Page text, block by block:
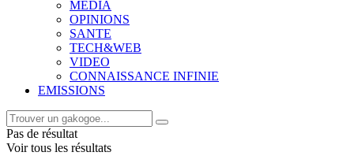
MEDIA
OPINIONS
SANTE
TECH&WEB
VIDEO
CONNAISSANCE INFINIE
EMISSIONS
Pas de résultat
Voir tous les résultats